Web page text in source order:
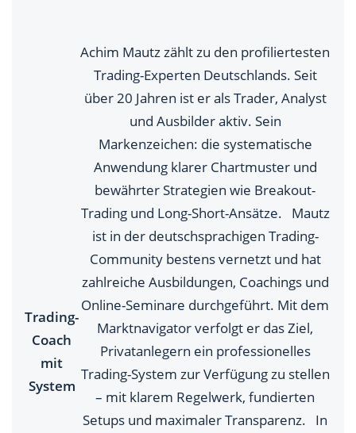
Trading-
Coach
mit
System
Achim Mautz zählt zu den profiliertesten
Trading-Experten Deutschlands. Seit
über 20 Jahren ist er als Trader, Analyst
und Ausbilder aktiv. Sein
Markenzeichen: die systematische
Anwendung klarer Chartmuster und
bewährter Strategien wie Breakout-
Trading und Long-Short-Ansätze. Mautz
ist in der deutschsprachigen Trading-
Community bestens vernetzt und hat
zahlreiche Ausbildungen, Coachings und
Online-Seminare durchgeführt. Mit dem
Marktnavigator verfolgt er das Ziel,
Privatanlegern ein professionelles
Trading-System zur Verfügung zu stellen
– mit klarem Regelwerk, fundierten
Setups und maximaler Transparenz. In